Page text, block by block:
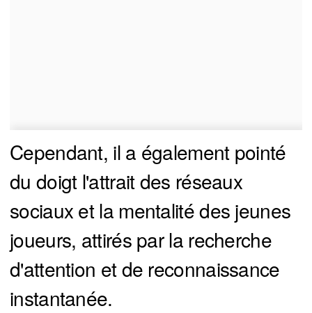
Cependant, il a également pointé
du doigt l'attrait des réseaux
sociaux et la mentalité des jeunes
joueurs, attirés par la recherche
d'attention et de reconnaissance
instantanée.